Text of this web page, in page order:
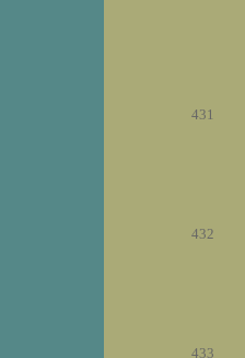
431
432
433